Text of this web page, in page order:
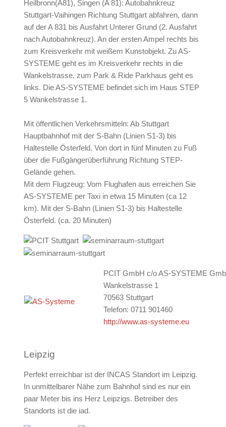
Heilbronn(A81), Singen (A 81): Autobahnkreuz
Stuttgart-Vaihingen Richtung Stuttgart abfahren, dann
auf der A 831 bis Ausfahrt Unterer Grund (2. Ausfahrt
nach Autobahnkreuz). An der ersten Ampel rechts bis
zum Kreisverkehr mit weißem Kunstobjekt. Zu AS-
SYSTEME geht es im Kreisverkehr rechts in die
Wankelstrasse, zum Park & Ride Parkhaus geht es
links. Die AS-SYSTEME befindet sich im Haus STEP
5 Wankelstrasse 1.
Mit öffentlichen Verkehrsmitteln: Ab Stuttgart
Hauptbahnhof mit der S-Bahn (Linien S1-3) bis
Haltestelle Österfeld. Von dort in fünf Minuten zu Fuß
über die Fußgängerüberführung Richtung STEP-
Gelände gehen.
Mit dem Flugzeug: Vom Flughafen aus erreichen Sie
AS-SYSTEME per Taxi in etwa 15 Minuten (ca 12
km). Mit der S-Bahn (Linien S1-3) bis Haltestelle
Österfeld. (ca. 20 Minuten)
PCIT GmbH c/o AS-SYSTEME
Wankelstrasse 1
70563 Stuttgart
Telefon: 0711 901460
http://www.as-systeme.eu
Leipzig
Perfekt erreichbar ist der INCAS Standort im Leipzig.
In unmittelbarer Nähe zum Bahnhof sind es nur ein
paar Meter bis ins Herz Leipzigs. Betreiber des
Standorts ist die iad.